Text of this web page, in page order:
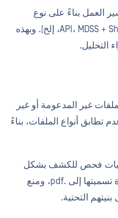
العمل بناءً على نوع
التكامل (على سبيل المثال، API، MDSS + SharePoint، إلخ). وبهذه
التحليل.
غير المدعومة أو غير
أنواع الملفات، بناءً
فحص للكشف بشكل
خاص عن ملفات .exe التي تمت إعادة تسميتها إلى .pdf، ومنع
التحتية.